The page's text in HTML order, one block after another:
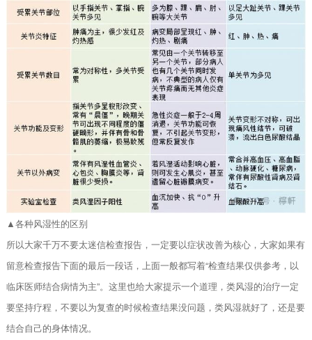
▲各种风湿性的区别
所以大家千万不要太迷信检查报告，一定要以症状改善为核心，大家如果有
留意检查报告下面的最后一段话，上面一般都写着“检查结果仅供参考，以
临床医师结合病情为主”。这里也给大家提示一个道理，类风湿的治疗一定
要坚持疗程，不要以为复查的时候检查结果没问题，类风湿就好了，还是要
结合自己的身体情况。